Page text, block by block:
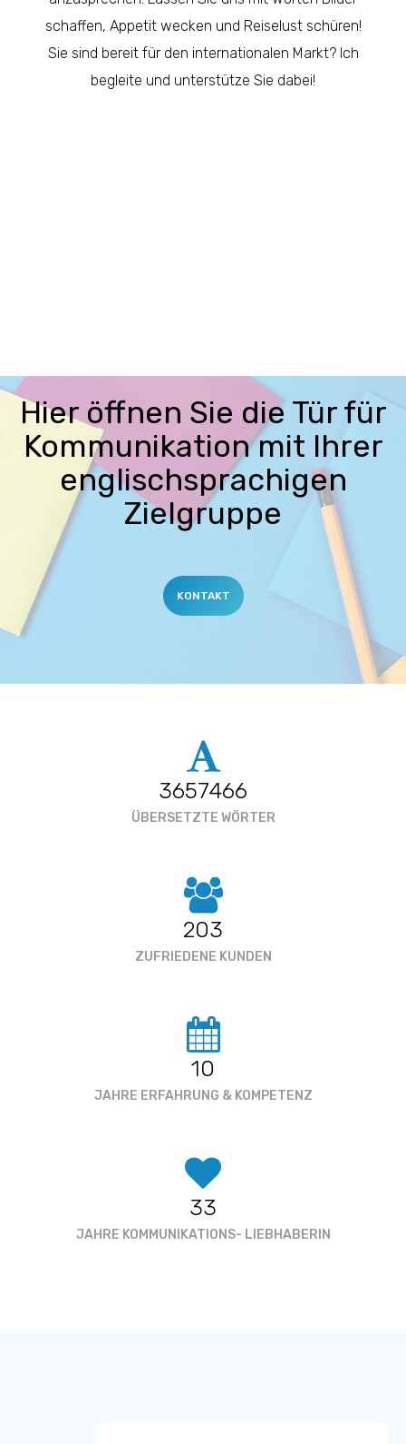
schaffen, Appetit wecken und Reiselust schüren!
Sie sind bereit für den internationalen Markt? Ich
begleite und unterstütze Sie dabei!
Hier öffnen Sie die Tür für
Kommunikation mit Ihrer
englischsprachigen
Zielgruppe
KONTAKT
3657466
ÜBERSETZTE WÖRTER
203
ZUFRIEDENE KUNDEN
10
JAHRE ERFAHRUNG & KOMPETENZ
33
JAHRE KOMMUNIKATIONS- LIEBHABERIN